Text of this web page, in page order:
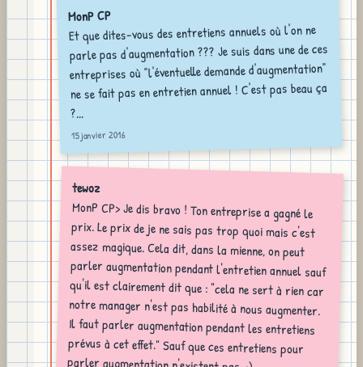
MonP CP
Et que dites-vous des entretiens annuels où l'on ne
parle pas d'augmentation ??? Je suis dans une de ces
entreprises où "l'éventuelle demande d'augmentation"
ne se fait pas en entretien annuel ! C'est pas beau ça
?...
15 janvier 2016
tewoz
MonP CP> Je dis bravo ! Ton entreprise a gagné le
prix. Le prix de je ne sais pas trop quoi mais c'est
assez magique. Cela dit, dans la mienne, on peut
parler augmentation pendant l'entretien annuel sauf
qu'il est clairement dit que : "cela ne sert à rien car
notre manager n'est pas habilité à nous augmenter.
Il faut parler augmentation pendant les entretiens
prévus à cet effet." Sauf que ces entretiens pour